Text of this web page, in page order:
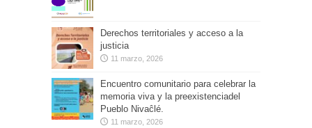
Derechos territoriales y acceso a la
justicia
11 marzo, 2026
Encuentro comunitario para celebrar la
memoria viva y la preexistenciadel
Pueblo Nivaĉlé.
11 marzo, 2026